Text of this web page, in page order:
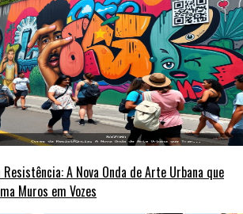
Resistência: A Nova Onda de Arte Urbana que
Muros em Vozes